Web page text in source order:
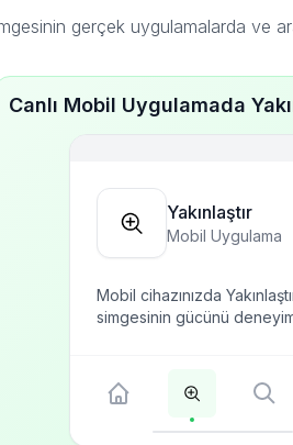
gerçek uygulamalarda ve
Canlı Mobil Uygulamada
Yakınlaştır
Mobil Uygulama
Mobil cihazınızda
simgesinin gücünü